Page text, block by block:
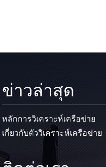
ข่าวล่าสุด
หลักการวิเคราะห์เครือข่าย
เกี่ยวกับตัววิเคราะห์เครือข่าย